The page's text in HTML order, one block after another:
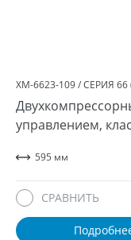
ХМ-6623-109 / СЕРИЯ 66
управлением,
595 мм
СРАВНИТЬ